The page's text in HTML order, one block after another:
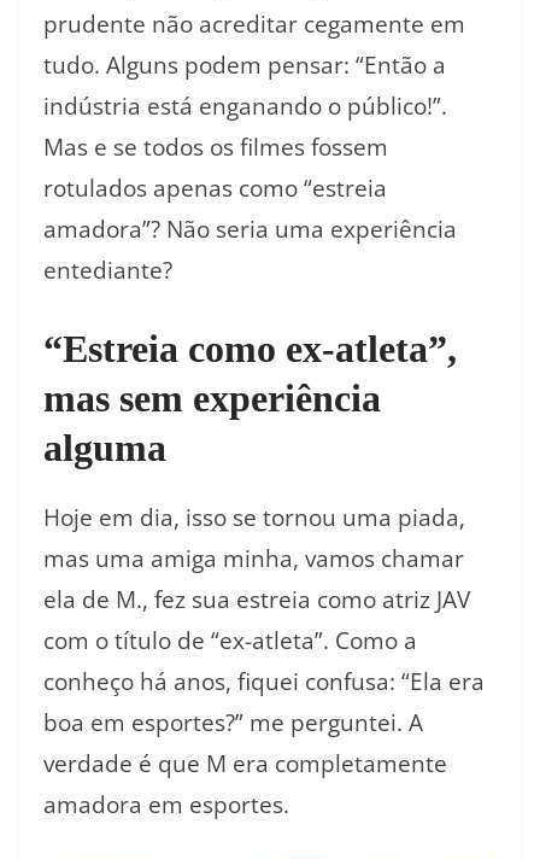
prudente não acreditar cegamente em
tudo. Alguns podem pensar: “Então a
indústria está enganando o público!”.
Mas e se todos os filmes fossem
rotulados apenas como “estreia
amadora”? Não seria uma experiência
entediante?
“Estreia como ex-atleta”,
mas sem experiência
alguma
Hoje em dia, isso se tornou uma piada,
mas uma amiga minha, vamos chamar
ela de M., fez sua estreia como atriz JAV
com o título de “ex-atleta”. Como a
conheço há anos, fiquei confusa: “Ela era
boa em esportes?” me perguntei. A
verdade é que M era completamente
amadora em esportes.